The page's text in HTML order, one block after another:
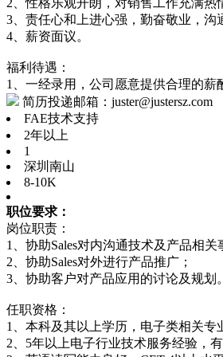
2、性格乐观开朗，对销售工作充满热
3、责任心和上进心强，勤奋敬业，沟
4、薪资面议。
福利待遇：
1、一经录用，公司愿意提供合理的薪
简历投递邮箱：
FAE技术支持
2年以上
1
深圳南山
8-10K
职位要求：
岗位职责：
1、协助Sales对内沟通技术及产品相关
2、协助Sales对外进行产品推广；
3、协助客户对产品应用的讨论及规划。
任职资格：
1、本科及其以上学历，电子类相关专
2、5年以上电子行业技术服务经验，